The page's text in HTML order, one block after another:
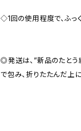
◇1回の使用程度で、ふっ
◎発送は、”新品のたと
で包み、折りたたんだ上